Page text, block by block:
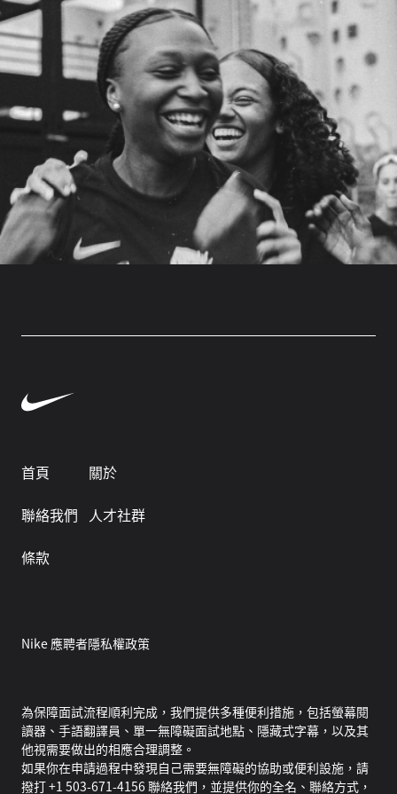
首頁
關於
聯絡我們
人才社群
條款
Nike 應聘者隱私權政策
為保障面試流程順利完成，我們提供多種便利措施，包括螢幕閱
讀器、手語翻譯員、單一無障礙面試地點、隱藏式字幕，以及其
他視需要做出的相應合理調整。
如果你在申請過程中發現自己需要無障礙的協助或便利設施，請
撥打 +1 503-671-4156 聯絡我們，並提供你的全名、聯絡方式，